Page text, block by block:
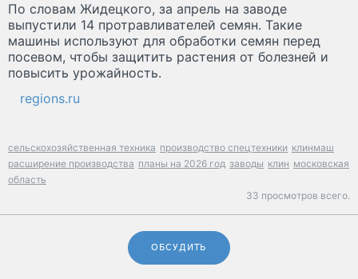
По словам Жидецкого, за апрель на заводе
выпустили 14 протравливателей семян. Такие
машины используют для обработки семян перед
посевом, чтобы защитить растения от болезней и
повысить урожайность.
regions.ru
сельскохозяйственная техника производство спецтехники клинмаш
расширение производства планы на 2026 год заводы клин московская
область
33 просмотров всего.
ОБСУДИТЬ